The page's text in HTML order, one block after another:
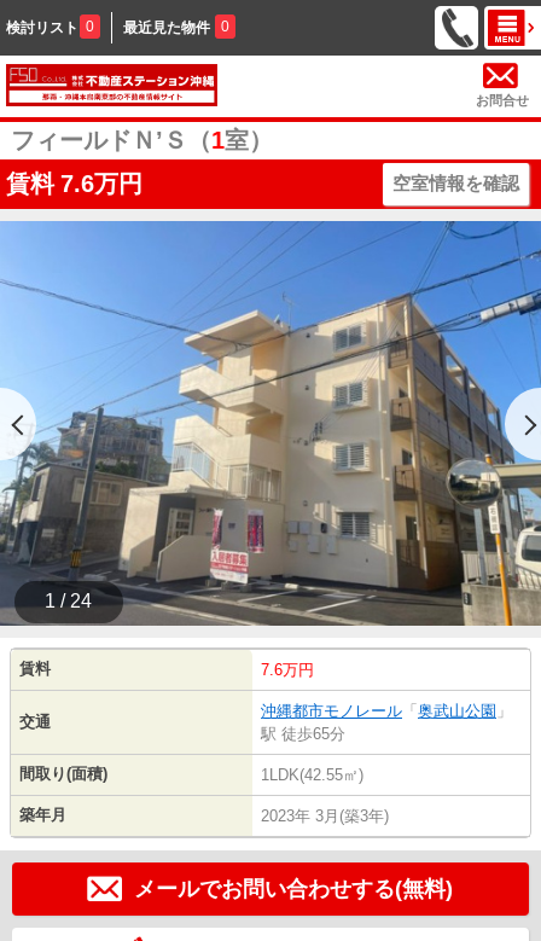
検討リスト 0 最近見た物件 0
お問合せ
フィールドＮ’Ｓ（1室）
賃料 7.6万円 空室情報を確認
1 / 24
賃料 7.6万円
交通
沖縄都市モノレール 「 奥武山公園 」
駅 徒歩65分
間取り(面積) 1LDK(42.55㎡)
築年月 2023年 3月(築3年)
メールでお問い合わせする(無料)